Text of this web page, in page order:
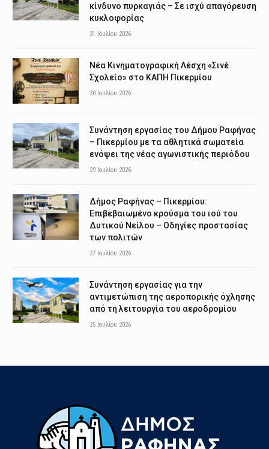
κίνδυνο πυρκαγιάς – Σε ισχύ απαγόρευση
κυκλοφορίας
31 Ιουλίου 2026
Νέα Κινηματογραφική Λέσχη «Σινέ
Σχολείο» στο ΚΑΠΗ Πικερμίου
30 Ιουλίου 2026
Συνάντηση εργασίας του Δήμου Ραφήνας
– Πικερμίου με τα αθλητικά σωματεία
ενόψει της νέας αγωνιστικής περιόδου
29 Ιουλίου 2026
Δήμος Ραφήνας – Πικερμίου:
Επιβεβαιωμένο κρούσμα του ιού του
Δυτικού Νείλου – Οδηγίες προστασίας
των πολιτών
27 Ιουλίου 2026
Συνάντηση εργασίας για την
αντιμετώπιση της αεροπορικής όχλησης
από τη λειτουργία του αεροδρομίου
25 Ιουλίου 2026